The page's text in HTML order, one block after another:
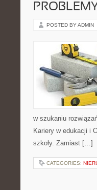
POSTED BY ADMIN
w szukaniu
Kariery w edukacji i
szkoły. Zamiast […]
CATEGORIES: